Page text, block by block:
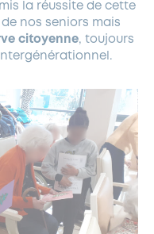
la réussite de cette
nos seniors mais
citoyenne, toujours